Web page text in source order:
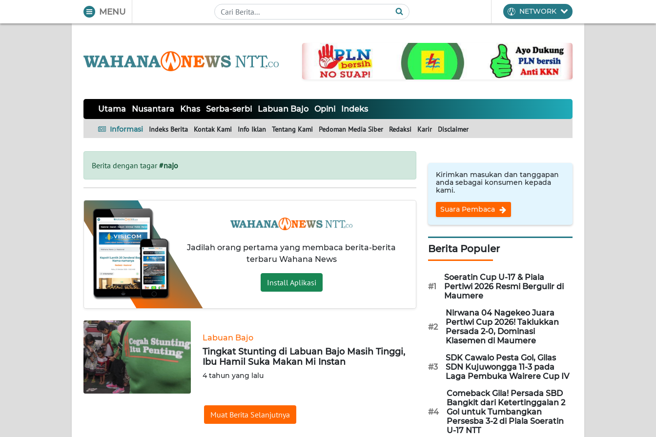
MENU NETWORK
Utama Nusantara Khas Serba-serbi Labuan Bajo Opini Indeks
Informasi Indeks Berita Kontak Kami Info Iklan Tentang Kami Pedoman Media Siber Redaksi Karir Disclaimer
Berita dengan tagar#najo
Jadilah orang pertama yang membaca berita-berita
terbaru Wahana News
Install Aplikasi
Labuan Bajo
Tingkat Stunting di Labuan Bajo Masih Tinggi,
Ibu Hamil Suka Makan Mi Instan
4 tahun yang lalu
Muat Berita Selanjutnya
Kirimkan masukan dan tanggapan
anda sebagai konsumen kepada
kami.
Suara Pembaca
Berita Populer
#1
Soeratin Cup U-17 & Piala
Pertiwi 2026 Resmi Bergulir di
Maumere
#2
Nirwana 04 Nagekeo Juara
Pertiwi Cup 2026! Taklukkan
Persada 2-0, Dominasi
Klasemen di Maumere
#3
SDK Cawalo Pesta Gol, Gilas
SDN Kujuwongga 11-3 pada
Laga Pembuka Wairere Cup IV
#4
Comeback Gila! Persada SBD
Bangkit dari Ketertinggalan 2
Gol untuk Tumbangkan
Persesba 3-2 di Piala Soeratin
U-17 NTT